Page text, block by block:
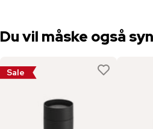
Du vil måske også
Sale